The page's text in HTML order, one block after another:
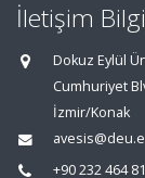
İletişim
Dokuz Eylül
Cumhuriyet
İzmir/Konak
+90 232 464